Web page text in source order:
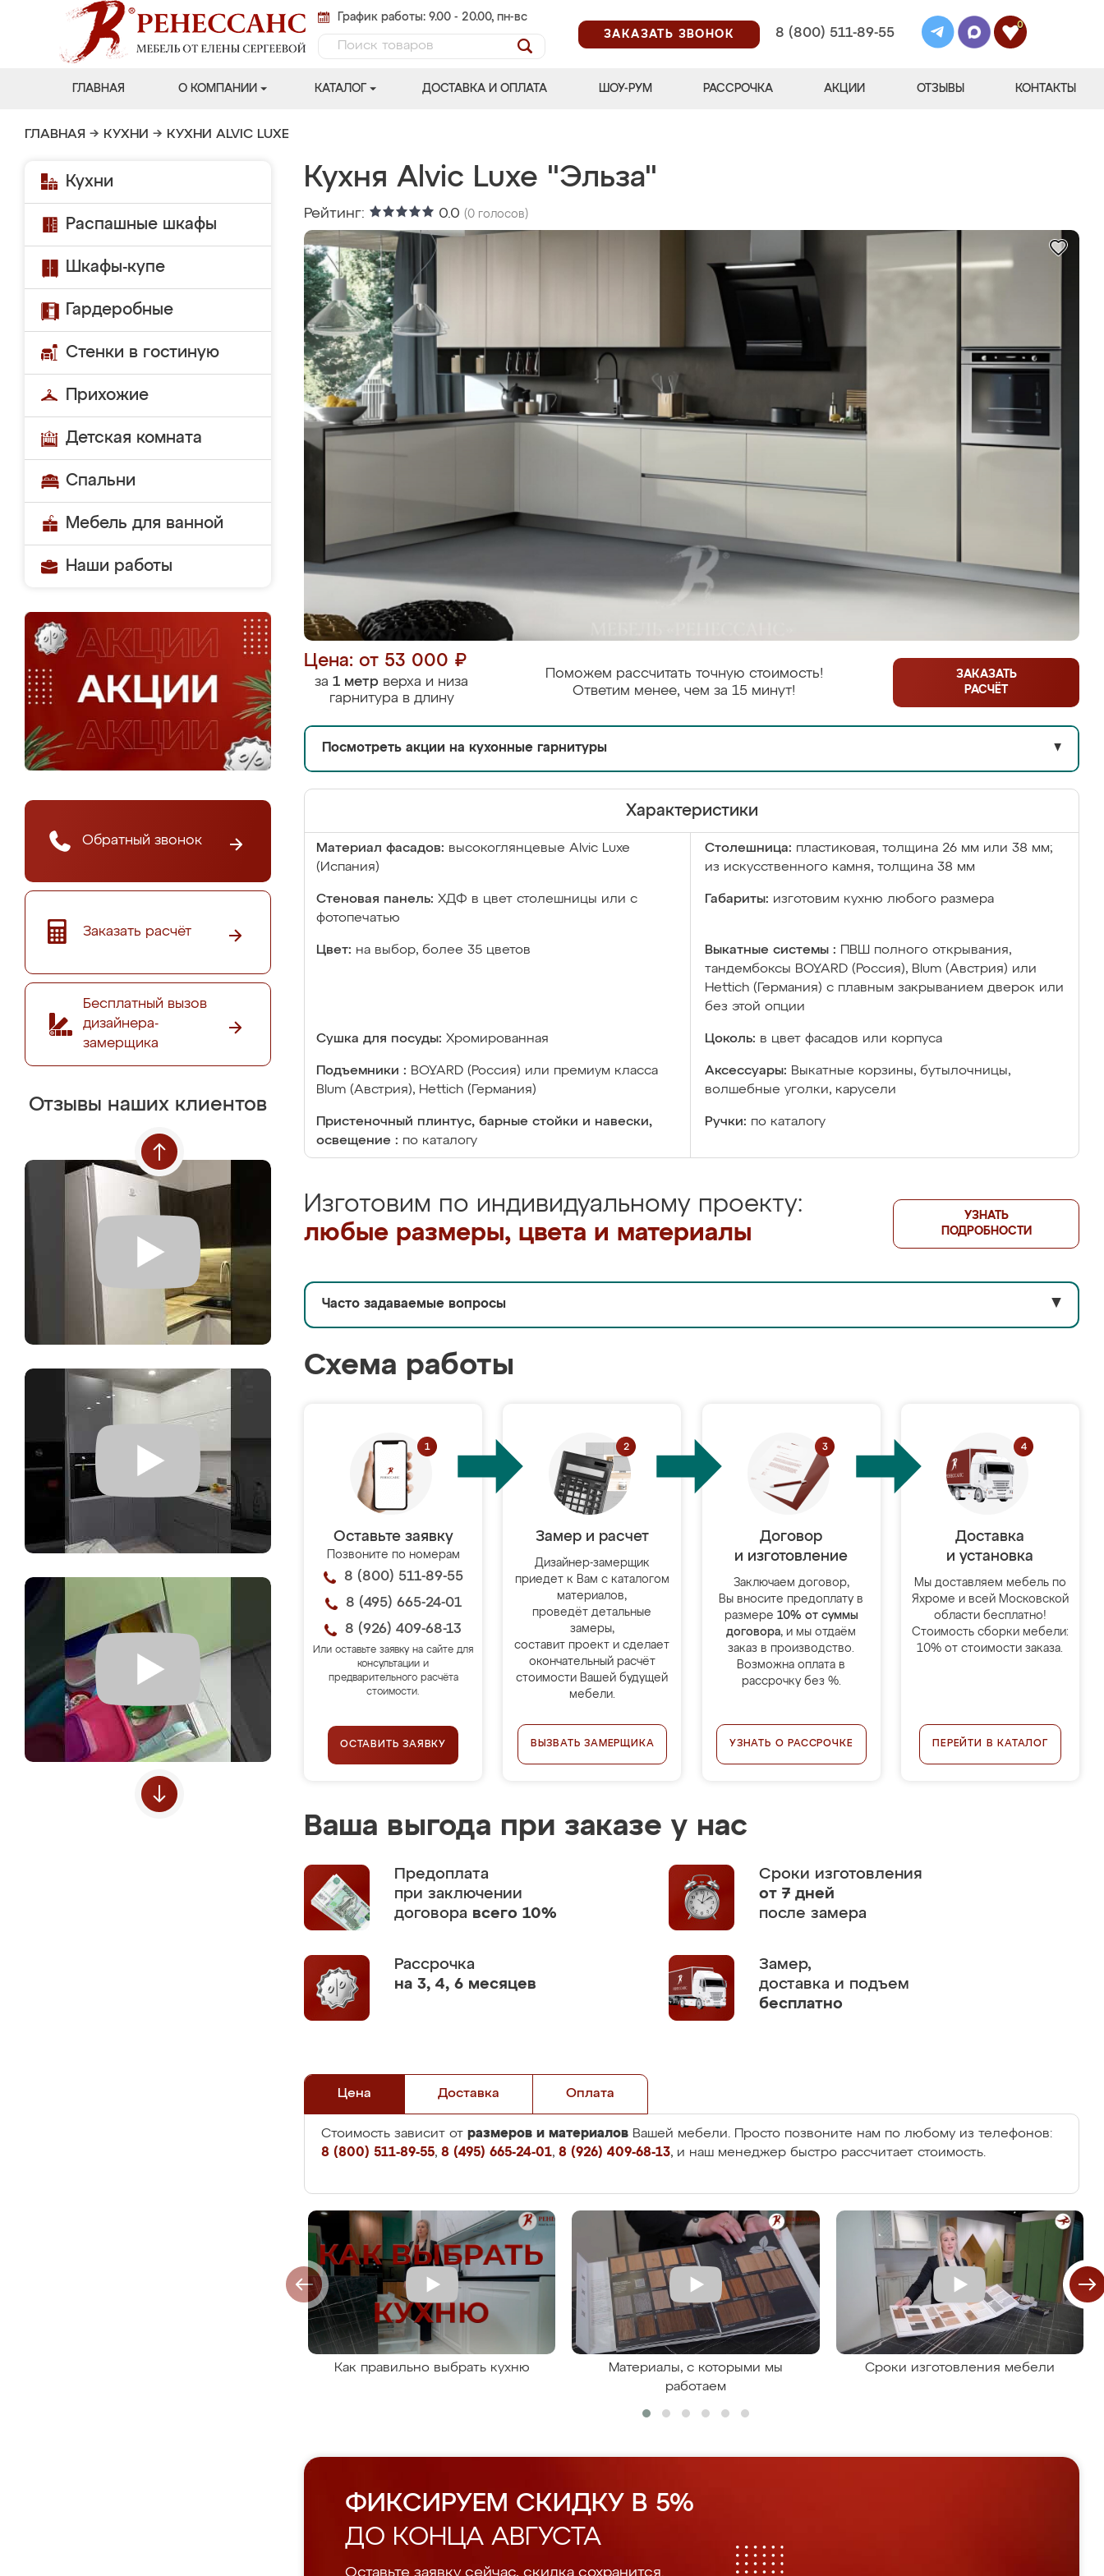
График работы: 9.00 - 20.00, пн-вс
ЗАКАЗАТЬ ЗВОНОК
8 (800) 511-89-55
0
ГЛАВНАЯ О КОМПАНИИ КАТАЛОГ ДОСТАВКА И ОПЛАТА ШОУ-РУМ РАССРОЧКА АКЦИИ ОТЗЫВЫ КОНТАКТЫ
ГЛАВНАЯ → КУХНИ → КУХНИ ALVIC LUXE
Кухни
Распашные шкафы
Шкафы-купе
Гардеробные
Стенки в гостиную
Прихожие
Детская комната
Спальни
Мебель для ванной
Наши работы
Обратный звонок
Заказать расчёт
Бесплатный вызов
дизайнера-
замерщика
Отзывы наших клиентов
Кухня Alvic Luxe "Эльза"
Рейтинг: 0.0 (0 голосов)
Цена: от 53 000 ₽
за 1 метр верха и низа
гарнитура в длину
Поможем рассчитать точную стоимость!
Ответим менее, чем за 15 минут!
ЗАКАЗАТЬ
РАСЧЁТ
Посмотреть акции на кухонные гарнитуры ▼
Характеристики
Материал фасадов: высокоглянцевые Аlvic Luxe
(Испания)
Столешница: пластиковая, толщина 26 мм или 38 мм;
из искусственного камня, толщина 38 мм
Стеновая панель: ХДФ в цвет столешницы или с
фотопечатью
Габариты: изготовим кухню любого размера
Цвет: на выбор, более 35 цветов Выкатные системы :
ПВШ полного открывания,
тандембоксы BOYARD (Россия), Blum (Австрия) или
Hettich (Германия) с плавным закрыванием дверок или
без этой опции
Сушка для посуды: Хромированная Цоколь: в цвет фасадов или корпуса
Подъемники : BOYARD (Россия) или премиум класса
Blum (Австрия), Hettich (Германия)
Аксессуары: Выкатные корзины, бутылочницы,
волшебные уголки, карусели
Пристеночный плинтус, барные стойки и навески,
освещение : по каталогу
Ручки: по каталогу
Изготовим по индивидуальному проекту:
любые размеры, цвета и материалы
УЗНАТЬ
ПОДРОБНОСТИ
Часто задаваемые вопросы ▼
Схема работы
Оставьте заявку
Позвоните по номерам
8 (800) 511-89-55
8 (495) 665-24-01
8 (926) 409-68-13
Или оставьте заявку на сайте для
консультации и
предварительного расчёта
стоимости.
ОСТАВИТЬ ЗАЯВКУ
Замер и расчет
Дизайнер-замерщик
приедет к Вам с каталогом
материалов,
проведёт детальные
замеры,
составит проект и сделает
окончательный расчёт
стоимости Вашей будущей
мебели.
ВЫЗВАТЬ ЗАМЕРЩИКА
Договор
и изготовление
Заключаем договор,
Вы вносите предоплату в
размере 10% от суммы
договора, и мы отдаём
заказ в производство.
Возможна оплата в
рассрочку без %.
УЗНАТЬ О РАССРОЧКЕ
Доставка
и установка
Мы доставляем мебель по
Яхроме и всей Московской
области бесплатно!
Стоимость сборки мебели:
10% от стоимости заказа.
ПЕРЕЙТИ В КАТАЛОГ
Ваша выгода при заказе у нас
Предоплата
при заключении
договора всего 10%
Сроки изготовления
от 7 дней
после замера
Рассрочка
на 3, 4, 6 месяцев
Замер,
доставка и подъем
бесплатно
Цена Доставка Оплата
Стоимость зависит от размеров и материалов Вашей мебели. Просто позвоните нам по любому из телефонов:
8 (800) 511-89-55, 8 (495) 665-24-01, 8 (926) 409-68-13, и наш менеджер быстро рассчитает стоимость.
Как правильно выбрать кухню
Материалы, с которыми мы
работаем
Сроки изготовления мебели
ФИКСИРУЕМ СКИДКУ В 5%
ДО КОНЦА АВГУСТА
Оставьте заявку сейчас, скидка сохранится.